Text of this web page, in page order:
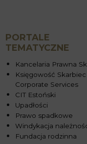
PORTALE
TEMATYCZNE
Kancelaria Prawna
Księgowość Skarbiec
Corporate Services
CIT Estoński
Upadłości
Prawo spadkowe
Windykacja
Fundacja rodzinna